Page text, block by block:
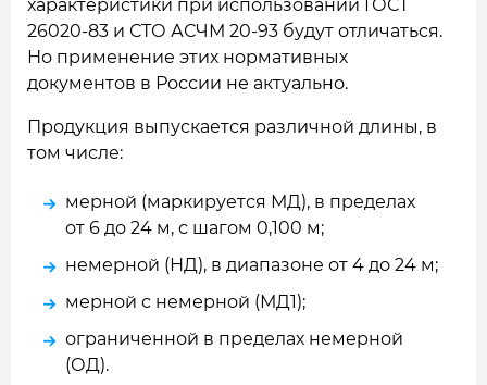
характеристики при использовании ГОСТ
26020-83 и СТО АСЧМ 20-93 будут отличаться.
Но применение этих нормативных
документов в России не актуально.
Продукция выпускается различной длины, в
том числе:
мерной (маркируется МД), в пределах
от 6 до 24 м, с шагом 0,100 м;
немерной (НД), в диапазоне от 4 до 24 м;
мерной с немерной (МД1);
ограниченной в пределах немерной
(ОД).